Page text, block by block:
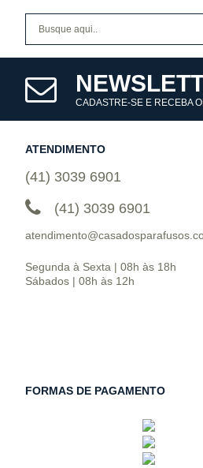
CADASTRE-SE E RECEBA
ATENDIMENTO
(41) 3039 6901
(41) 3039 6901
Segunda à Sexta | 08h às 18h
Sábados | 08h às 12h
FORMAS DE PAGAMENTO